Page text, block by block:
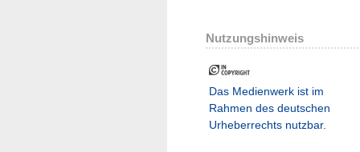
Nutzungshinweis
Das Medienwerk ist im
Rahmen des deutschen
Urheberrechts nutzbar.